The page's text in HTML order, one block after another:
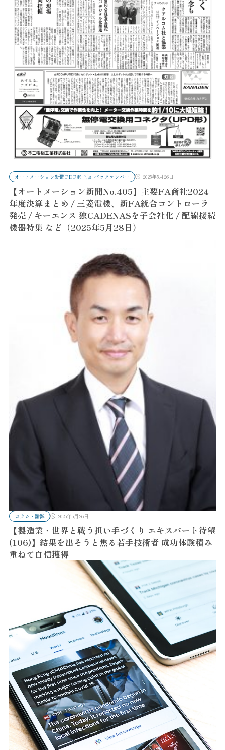
オートメーション新聞PDF電子版_バックナンバー 2025年5月26日
【オートメーション新聞No.405】主要FA商社2024
年度決算まとめ / 三菱電機、新FA統合コントローラ
発売 / キーエンス 独CADENASを子会社化 / 配線接続
機器特集 など（2025年5月28日）
コラム・論説 2025年5月26日
【製造業・世界と戦う担い手づくり エキスパート待望
(106)】結果を出そうと焦る若手技術者 成功体験積み
重ねて自信獲得